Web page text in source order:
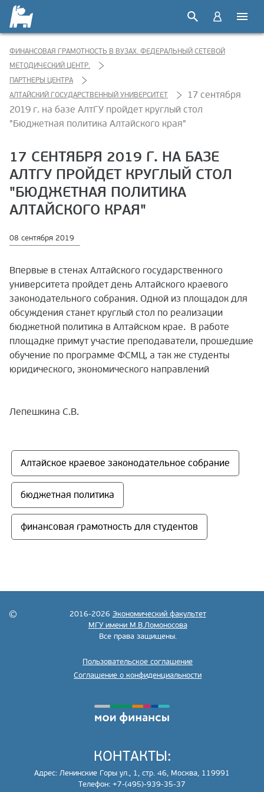
ФИНАНСОВАЯ ГРАМОТНОСТЬ В ВУЗАХ. ФЕДЕРАЛЬНЫЙ СЕТЕВОЙ
МЕТОДИЧЕСКИЙ ЦЕНТР.
ПАРТНЕРЫ ЦЕНТРА
АЛТАЙСКИЙ ГОСУДАРСТВЕННЫЙ УНИВЕРСИТЕТ
17 сентября
2019 г. на базе АлтГУ пройдет круглый стол
"Бюджетная политика Алтайского края"
17 СЕНТЯБРЯ 2019 Г. НА БАЗЕ
АЛТГУ ПРОЙДЕТ КРУГЛЫЙ СТОЛ
"БЮДЖЕТНАЯ ПОЛИТИКА
АЛТАЙСКОГО КРАЯ"
08 сентября 2019
Впервые в стенах Алтайского государственного
университета пройдет день Алтайского краевого
законодательного собрания. Одной из площадок для
обсуждения станет круглый стол по реализации
бюджетной политика в Алтайском крае. В работе
площадке примут участие преподаватели, прошедшие
обучение по программе ФСМЦ, а так же студенты
юридического, экономического направлений
Лепешкина С.В.
Алтайское краевое законодательное собрание
бюджетная политика
финансовая грамотность для студентов
2016-2026 Экономический факультет
МГУ имени М.В.Ломоносова
Все права защищены.
Пользовательское соглашение
Соглашение о конфиденциальности
КОНТАКТЫ:
Адрес: Ленинские Горы ул., 1, стр. 46, Москва, 119991
Телефон: +7-(495)-939-35-37